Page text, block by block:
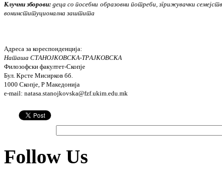
Клучни зборови:деца со посебни образовни потреби, згрижувачки
вонинституционална заштита
Адреса за кореспонденција:
Наташа СТАНОЈКОВСКА-ТРАЈКОВСКА
Филозофски факултет-Скопје
Бул. Крсте Мисирков бб.
1000 Скопје, Р Македонија
e-mail: natasa.stanojkovska@fzf.ukim.edu.mk
Follow Us